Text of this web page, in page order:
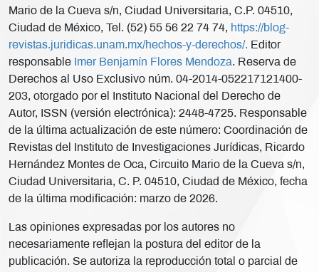
Mario de la Cueva s/n, Ciudad Universitaria, C.P. 04510,
Ciudad de México, Tel. (52) 55 56 22 74 74, https://blog-
revistas.juridicas.unam.mx/hechos-y-derechos/. Editor
responsable Imer Benjamín Flores Mendoza. Reserva de
Derechos al Uso Exclusivo núm. 04-2014-052217121400-
203, otorgado por el Instituto Nacional del Derecho de
Autor, ISSN (versión electrónica): 2448-4725. Responsable
de la última actualización de este número: Coordinación de
Revistas del Instituto de Investigaciones Jurídicas, Ricardo
Hernández Montes de Oca, Circuito Mario de la Cueva s/n,
Ciudad Universitaria, C. P. 04510, Ciudad de México, fecha
de la última modificación: marzo de 2026.
Las opiniones expresadas por los autores no
necesariamente reflejan la postura del editor de la
publicación. Se autoriza la reproducción total o parcial de